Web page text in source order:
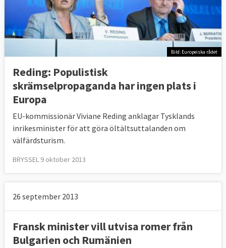
Bild: Europeiska rådet
Reding: Populistisk
skrämselpropaganda har ingen plats i
Europa
EU-kommissionär Viviane Reding anklagar Tysklands
inrikesminister för att göra öltältsuttalanden om
välfärdsturism.
BRYSSEL 9 oktober 2013
26 september 2013
Fransk minister vill utvisa romer från
Bulgarien och Rumänien